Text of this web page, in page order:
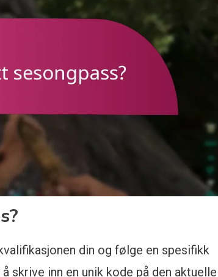
din og følge en spesifikk
skrive inn en unik kode på den aktuelle